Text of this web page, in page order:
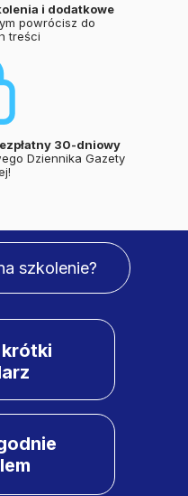
i dodatkowe
powrócisz do
treści
30-dniowy
Dziennika Gazety
szkolenie?
krótki